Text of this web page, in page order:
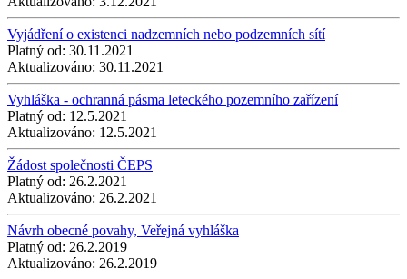
Vyjádření o existenci nadzemních nebo podzemních sítí
Platný od: 30.11.2021
Aktualizováno: 30.11.2021
Vyhláška - ochranná pásma leteckého pozemního zařízení
Platný od: 12.5.2021
Aktualizováno: 12.5.2021
Žádost společnosti ČEPS
Platný od: 26.2.2021
Aktualizováno: 26.2.2021
Návrh obecné povahy, Veřejná vyhláška
Platný od: 26.2.2019
Aktualizováno: 26.2.2019